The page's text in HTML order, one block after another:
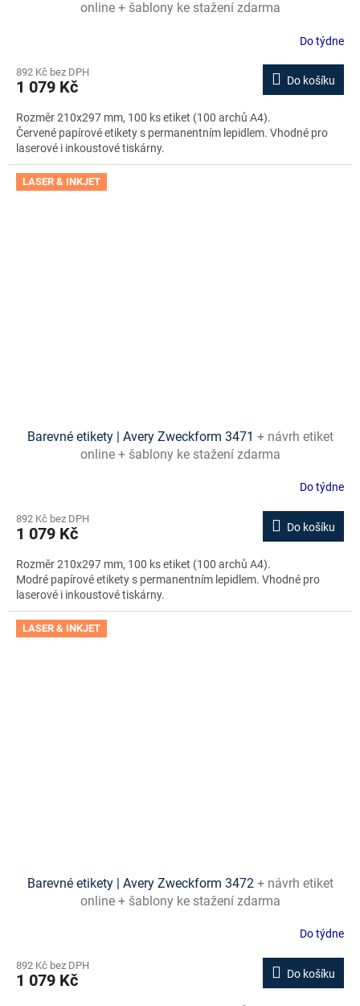
online + šablony ke stažení zdarma
Do týdne
892 Kč bez DPH
1 079 Kč Do košíku
Rozměr 210x297 mm, 100 ks etiket (100 archů A4).
Červené papírové etikety s permanentním lepidlem. Vhodné pro
laserové i inkoustové tiskárny.
LASER & INKJET
Barevné etikety | Avery Zweckform 3471 + návrh etiket
online + šablony ke stažení zdarma
Do týdne
892 Kč bez DPH
1 079 Kč Do košíku
Rozměr 210x297 mm, 100 ks etiket (100 archů A4).
Modré papírové etikety s permanentním lepidlem. Vhodné pro
laserové i inkoustové tiskárny.
LASER & INKJET
Barevné etikety | Avery Zweckform 3472 + návrh etiket
online + šablony ke stažení zdarma
Do týdne
892 Kč bez DPH
1 079 Kč Do košíku